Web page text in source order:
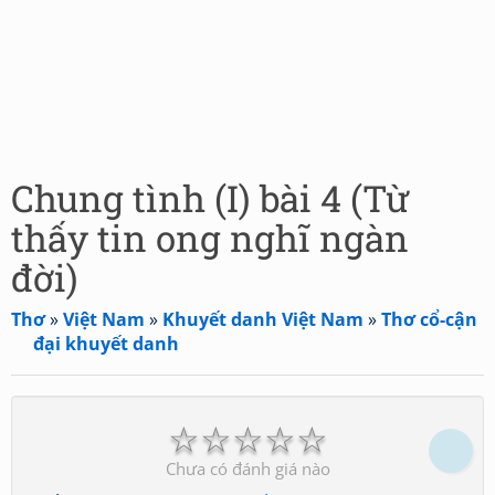
Chung tình (I) bài 4 (Từ
thấy tin ong nghĩ ngàn
đời)
Thơ»Việt Nam » Khuyết danh Việt Nam »Thơ cổ-cận
đại khuyết danh
☆
☆
☆
☆
☆
Chưa có đánh giá nào